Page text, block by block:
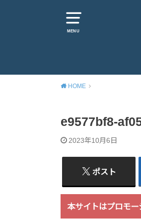
MENU
HOME
e9577bf8-
2023年10月6日
ポスト
本サイトはプロモー